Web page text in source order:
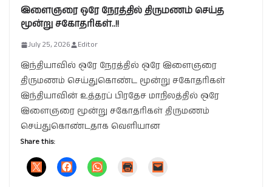
இளைஞரை ஒரே நேரத்தில் திருமணம் செய்த
மூன்று சகோதரிகள்..!!
July 25, 2026 Editor
இந்தியாவில் ஒரே நேரத்தில் ஒரே இளைஞரை
திருமணம் செய்துகொண்ட மூன்று சகோதரிகள்
இந்தியாவின் உத்தரப் பிரதேச மாநிலத்தில் ஒரே
இளைஞரை மூன்று சகோதரிகள் திருமணம்
செய்துகொண்டதாக வெளியான
Share this: